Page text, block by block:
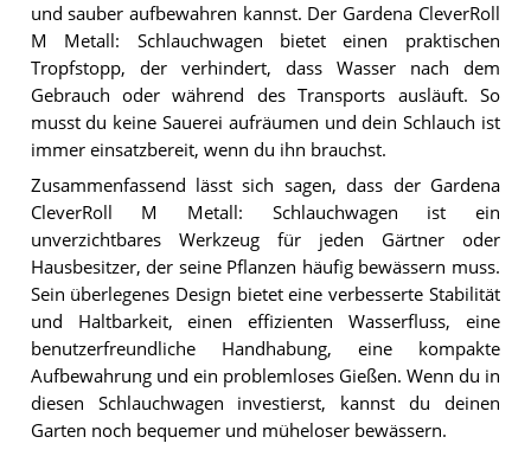
und sauber aufbewahren kannst. Der Gardena CleverRoll
M Metall: Schlauchwagen bietet einen praktischen
Tropfstopp, der verhindert, dass Wasser nach dem
Gebrauch oder während des Transports ausläuft. So
musst du keine Sauerei aufräumen und dein Schlauch ist
immer einsatzbereit, wenn du ihn brauchst.
Zusammenfassend lässt sich sagen, dass der Gardena
CleverRoll M Metall: Schlauchwagen ist ein
unverzichtbares Werkzeug für jeden Gärtner oder
Hausbesitzer, der seine Pflanzen häufig bewässern muss.
Sein überlegenes Design bietet eine verbesserte Stabilität
und Haltbarkeit, einen effizienten Wasserfluss, eine
benutzerfreundliche Handhabung, eine kompakte
Aufbewahrung und ein problemloses Gießen. Wenn du in
diesen Schlauchwagen investierst, kannst du deinen
Garten noch bequemer und müheloser bewässern.